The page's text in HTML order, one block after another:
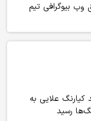
بیوگرافی تیم
علایی به
رسید